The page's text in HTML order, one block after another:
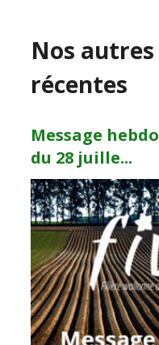
Nos
récentes
Message
du 28 juille...